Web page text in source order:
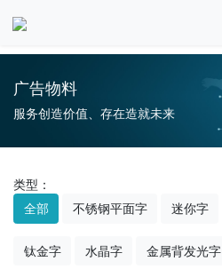
广告物料
服务创造价值、存在造就未来
类型：
全部
不锈钢平面字 迷你字
钛金字 水晶字 金属背发光字